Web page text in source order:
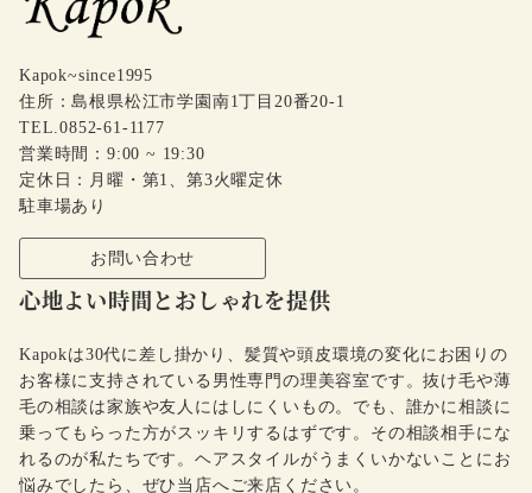
Kapok~since1995
住所：島根県松江市学園南1丁目20番20-1
TEL.0852-61-1177
営業時間：9:00 ~ 19:30
定休日：月曜・第1、第3火曜定休
駐車場あり
お問い合わせ
心地よい時間とおしゃれを提供
Kapokは30代に差し掛かり、髪質や頭皮環境の変化にお困りの
お客様に支持されている男性専門の理美容室です。抜け毛や薄
毛の相談は家族や友人にはしにくいもの。でも、誰かに相談に
乗ってもらった方がスッキリするはずです。その相談相手にな
れるのが私たちです。ヘアスタイルがうまくいかないことにお
悩みでしたら、ぜひ当店へご来店ください。